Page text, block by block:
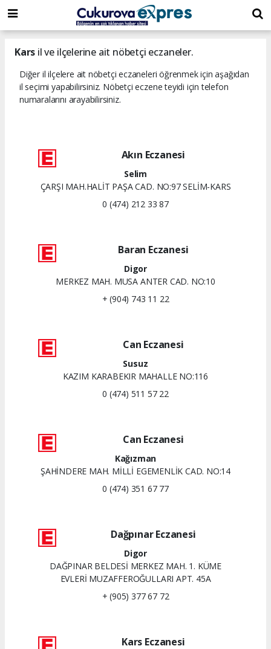
dini
chat
islami
chat
islami
sohbetler
Kars il ve ilçelerine ait nöbetçi eczaneler.
Diğer il ilçelere ait nöbetçi eczaneleri öğrenmek için aşağıdan
il seçimi yapabilirsiniz. Nöbetçi eczene teyidi için telefon
numaralarını arayabilirsiniz.
Akın Eczanesi
Selim
ÇARŞI MAH.HALİT PAŞA CAD. NO:97 SELİM-KARS
0 (474) 212 33 87
Baran Eczanesi
Digor
MERKEZ MAH. MUSA ANTER CAD. NO:10
+ (904) 743 11 22
Can Eczanesi
Susuz
KAZIM KARABEKIR MAHALLE NO:116
0 (474) 511 57 22
Can Eczanesi
Kağızman
ŞAHİNDERE MAH. MİLLİ EGEMENLİK CAD. NO:14
0 (474) 351 67 77
Dağpınar Eczanesi
Digor
DAĞPINAR BELDESİ MERKEZ MAH. 1. KÜME
EVLERİ MUZAFFEROĞULLARI APT. 45A
+ (905) 377 67 72
Kars Eczanesi